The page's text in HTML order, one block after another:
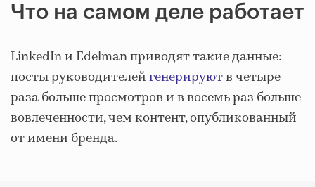
Что на самом деле работает
LinkedIn и Edelman приводят такие данные:
посты руководителейгенерируютв четыре
раза больше просмотров и в восемь раз больше
вовлеченности, чем контент, опубликованный
от имени бренда.